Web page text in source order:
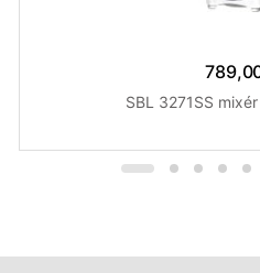
SBL 3271SS